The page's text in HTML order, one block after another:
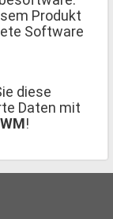
Produkt
Software
diese
Daten mit
!